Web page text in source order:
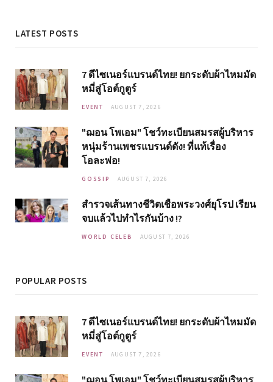
LATEST POSTS
7 ดีไซเนอร์แบรนด์ไทย! ยกระดับผ้าไหมมัด
หมี่สู่โอต์กูตูร์
EVENT AUGUST 7, 2026
"ฌอน โพเอม" โชว์ทะเบียนสมรสผู้บริหาร
หนุ่มร้านเพชรแบรนด์ดัง! ที่แท้เรื่อง
โอละพ่อ!
GOSSIP AUGUST 7, 2026
สำรวจเส้นทางชีวิตเชื้อพระวงศ์ยุโรป เรียน
จบแล้วไปทำไรกันบ้าง !?
WORLD CELEB AUGUST 7, 2026
POPULAR POSTS
7 ดีไซเนอร์แบรนด์ไทย! ยกระดับผ้าไหมมัด
หมี่สู่โอต์กูตูร์
EVENT AUGUST 7, 2026
"ฌอน โพเอม" โชว์ทะเบียนสมรสผู้บริหาร